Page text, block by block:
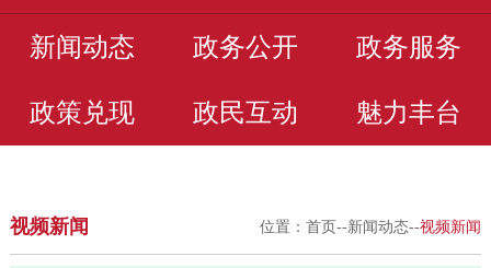
新闻动态 政务公开 政务服务
政策兑现 政民互动 魅力丰台
视频新闻 位置：首页--新闻动态--视频新闻